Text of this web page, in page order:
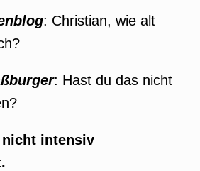
: Christian, wie alt
: Hast du das nicht
intensiv